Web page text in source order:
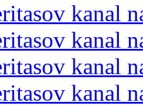
kanal
kanal
kanal
kanal